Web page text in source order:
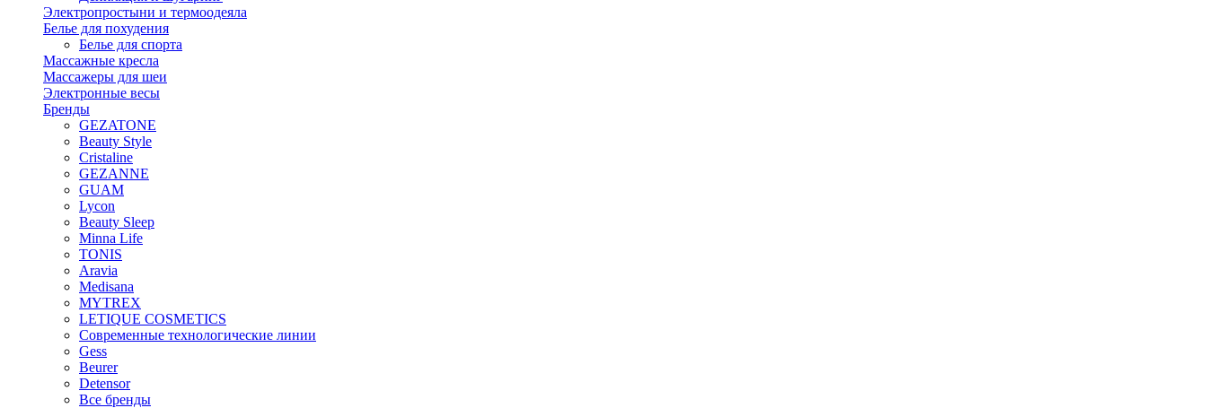
Электропростыни и термоодеяла
Белье для похудения
Белье для спорта
Массажные кресла
Массажеры для шеи
Электронные весы
Бренды
GEZATONE
Beauty Style
Cristaline
GEZANNE
GUAM
Lycon
Beauty Sleep
Minna Life
TONIS
Aravia
Medisana
MYTREX
LETIQUE COSMETICS
Современные технологические линии
Gess
Beurer
Detensor
Все бренды